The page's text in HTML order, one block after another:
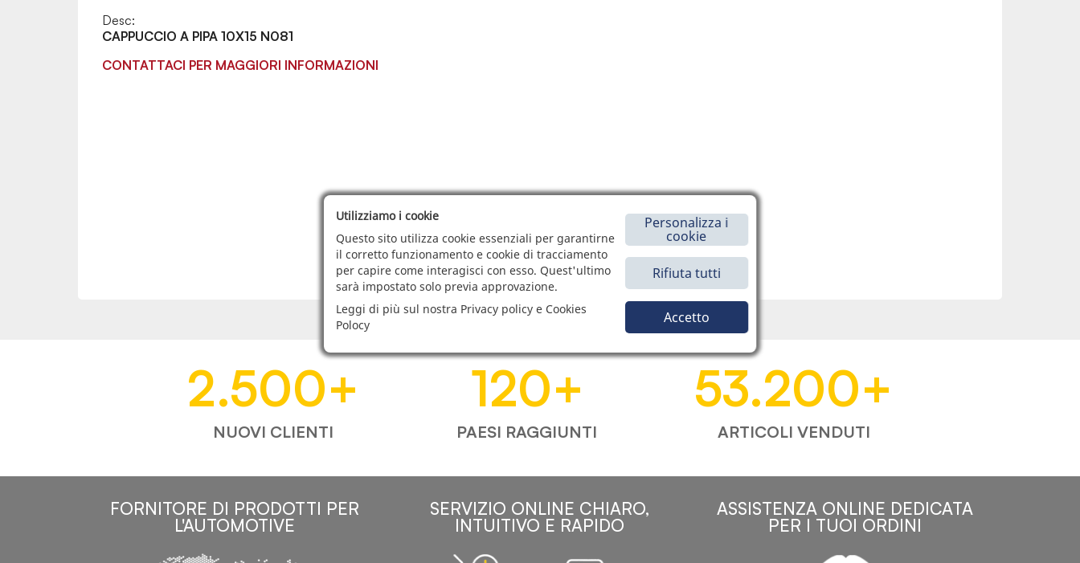
Desc:
CAPPUCCIO A PIPA 10X15 N081
CONTATTACI PER MAGGIORI INFORMAZIONI
2.500+
NUOVI CLIENTI
120+
PAESI RAGGIUNTI
53.200+
ARTICOLI VENDUTI
FORNITORE DI PRODOTTI PER
L'AUTOMOTIVE
SERVIZIO ONLINE CHIARO,
INTUITIVO E RAPIDO
ASSISTENZA ONLINE DEDICATA
PER I TUOI ORDINI
Utilizziamo i cookie
Questo sito utilizza cookie essenziali per garantirne
il corretto funzionamento e cookie di tracciamento
per capire come interagisci con esso. Quest'ultimo
sarà impostato solo previa approvazione.
Leggi di più sul nostra Privacy policy e Cookies
Polocy
Personalizza i
cookie
Rifiuta tutti
Accetto